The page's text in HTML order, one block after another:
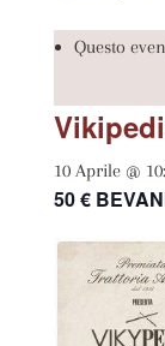
Questo
10 Aprile @
50 €